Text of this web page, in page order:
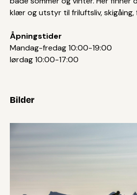
klær og utstyr til friluftsliv, skigåing,
Åpningstider
Mandag-fredag 10:00-19:00
lørdag 10:00-17:00
Bilder